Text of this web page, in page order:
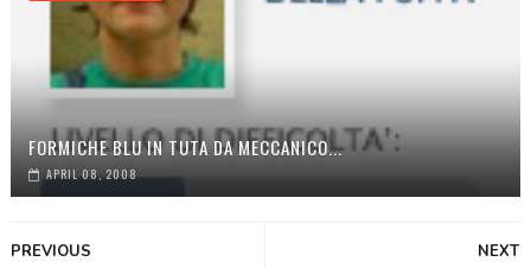
FORMICHE BLU IN TUTA DA MECCANICO...
APRIL 08, 2008
NEXT
PREVIOUS